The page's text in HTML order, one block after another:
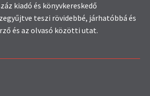
kiadó és könyvkereskedő
teszi rövidebbé, járhatóbbá és
és az olvasó közötti utat.